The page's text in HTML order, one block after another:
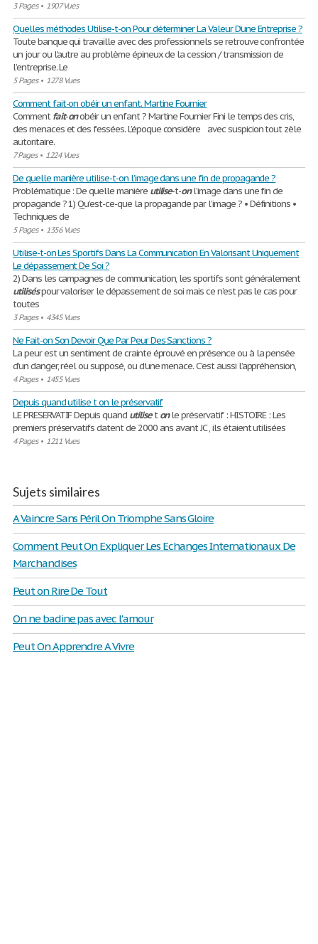
3 Pages• 1907 Vues
Quelles méthodes Utilise-t-on Pour déterminer La Valeur D'une Entreprise ?
Toute banque qui travaille avec des professionnels se retrouve confrontée
un jour ou l’autre au problème épineux de la cession / transmission de
l’entreprise. Le
5 Pages• 1278 Vues
Comment fait-on obéir un enfant. Martine Fournier
Commentfait-onobéir un enfant ? Martine Fournier Fini le temps des cris,
des menaces et des fessées. L’époque considère avec suspicion tout zèle
autoritaire.
7 Pages• 1224 Vues
De quelle manière utilise-t-on l’image dans une fin de propagande ?
Problématique : De quelle manière utilise-t-onl’image dans une fin de
propagande ? 1) Qu’est-ce-que la propagande par l’image ? • Définitions •
Techniques de
5 Pages• 1356 Vues
Utilise-t-on Les Sportifs Dans La Communication En Valorisant Uniquement
Le dépassement De Soi ?
2) Dans les campagnes de communication, les sportifs sont généralement
utiliséspour valoriser le dépassement de soi mais ce n’est pas le cas pour
toutes
3 Pages• 4345 Vues
Ne Fait-on Son Devoir Que Par Peur Des Sanctions ?
La peur est un sentiment de crainte éprouvé en présence ou à la pensée
d'un danger, réel ou supposé, ou d'une menace. C’est aussi l’appréhension,
4 Pages• 1455 Vues
Depuis quand utilise t on le préservatif
LE PRESERVATIF Depuis quand utilisetonle préservatif : HISTOIRE : Les
premiers préservatifs datent de 2000 ans avant JC , ils étaient utilisées
4 Pages• 1211 Vues
Sujets similaires
A Vaincre Sans Péril On Triomphe Sans Gloire
Comment Peut On Expliquer Les Echanges Internationaux De
Marchandises
Peut on Rire De Tout
On ne badine pas avec l'amour
Peut On Apprendre A Vivre